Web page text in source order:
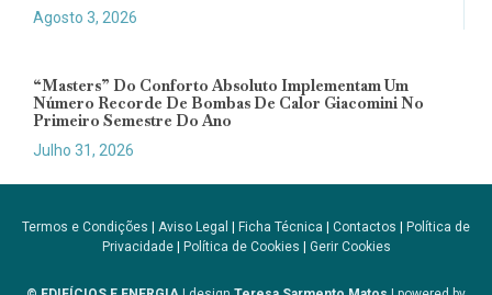
Agosto 3, 2026
“Masters” Do Conforto Absoluto Implementam Um
Número Recorde De Bombas De Calor Giacomini No
Primeiro Semestre Do Ano
Julho 31, 2026
Termos e Condições Aviso Legal Ficha Técnica Contactos
Política de
Privacidade| Política de Cookies Gerir Cookies